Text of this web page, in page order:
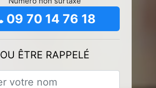
09 70 14 76 18
OU ÊTRE RAPPELÉ